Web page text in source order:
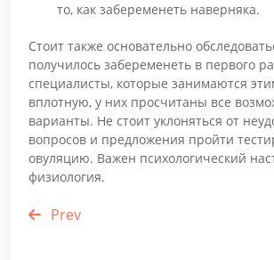
то, как забеременеть наверняка.
Стоит также основательно
получилось забеременеть в первого
специалисты, которые занимаются
вплотную, у них просчитаны все
варианты. Не стоит уклоняться от
вопросов и предложения пройти
овуляцию. Важен психологический
физиология.
Prev